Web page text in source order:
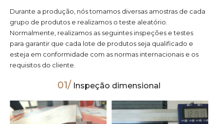
Durante a produção, nós tomamos diversas amostras de cada
grupo de produtos e realizamos o teste aleatório.
Normalmente, realizamos as seguintes inspeções e testes
para garantir que cada lote de produtos seja qualificado e
esteja em conformidade com as normas internacionais e os
requisitos do cliente.
01/ Inspeção dimensional